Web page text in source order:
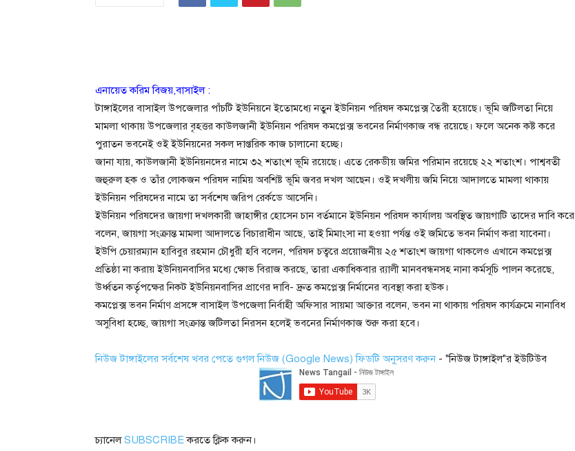
এনায়েত করিম বিজয়,বাসাইল :
টাঙ্গাইলের বাসাইল উপজেলার পাঁচটি ইউনিয়নে ইতোমধ্যে নতুন ইউনিয়ন পরিষদ কমপ্লেক্স তৈরী হয়েছে। ভূমি জটিলতা নিয়ে
মামলা থাকায় উপজেলার বৃহত্তর কাউলজানী ইউনিয়ন পরিষদ কমপ্লেক্স ভবনের নির্মাণকাজ বন্ধ রয়েছে। ফলে অনেক কষ্ট করে
পুরাতন ভবনেই ওই ইউনিয়নের সকল দাপ্তরিক কাজ চালানো হচ্ছে।
জানা যায়, কাউলজানী ইউনিয়নদের নামে ৩২ শতাংশ ভূমি রয়েছে। এতে রেকডীয় জমির পরিমান রয়েছে ২২ শতাংশ। পাশ্ববতী
জহুরুল হক ও তাঁর লোকজন পরিষদ নামিয় অবশিষ্ট ভূমি জবর দখল আছেন। ওই দখলীয় জমি নিয়ে আদালতে মামলা থাকায়
ইউনিয়ন পরিষদের নামে তা সর্বশেষ জরিপ রের্কডে আসেনি।
ইউনিয়ন পরিষদের জায়গা দখলকারী জাহাঙ্গীর হোসেন চান বর্তমানে ইউনিয়ন পরিষদ কার্যালয় অবস্থিত জায়গাটি তাদের দাবি করে
বলেন, জায়গা সংক্রান্ত মামলা আদালতে বিচারাধীন আছে, তাই মিমাংসা না হওয়া পর্যন্ত ওই জমিতে ভবন নির্মাণ করা যাবেনা।
ইউপি চেয়ারম্যান হাবিবুর রহমান চৌধুরী হবি বলেন, পরিষদ চত্বরে প্রয়োজনীয় ২৫ শতাংশ জায়গা থাকলেও এখানে কমপ্লেক্স
প্রতিষ্ঠা না করায় ইউনিয়নবাসির মধ্যে ক্ষোভ বিরাজ করছে, তারা একাধিকবার র‌্যালী মানববন্ধনসহ নানা কর্মসূচি পালন করেছে,
উর্ধ্বতন কর্তৃপক্ষের নিকট ইউনিয়নবাসির প্রাণের দাবি- দ্রুত কমপ্লেক্স নির্মানের ব্যবস্থা করা হউক।
কমপ্লেক্স ভবন নির্মাণ প্রসঙ্গে বাসাইল উপজেলা নির্বাহী অফিসার সায়মা আক্তার বলেন, ভবন না থাকায় পরিষদ কার্যক্রমে নানাবিধ
অসুবিধা হচ্ছে, জায়গা সংক্রান্ত জটিলতা নিরসন হলেই ভবনের নির্মাণকাজ শুরু করা হবে।
নিউজ টাঙ্গাইলের সর্বশেষ খবর পেতে গুগল নিউজ (Google News) ফিডটি অনুসরণ করুন - "নিউজ টাঙ্গাইল"র ইউটিউব
চ্যানেলSUBSCRIBEকরতে ক্লিক করুন।